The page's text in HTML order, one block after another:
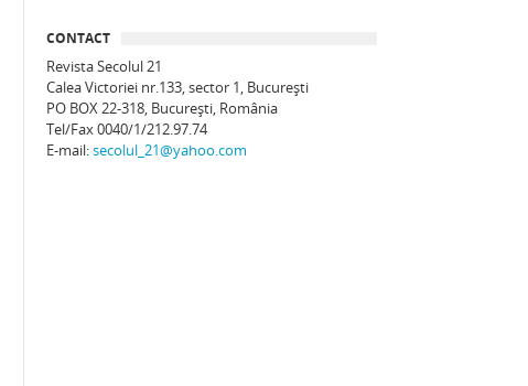
CONTACT
Revista Secolul 21
Calea Victoriei nr.133, sector 1, Bucureşti
PO BOX 22-318, București, România
Tel/Fax 0040/1/212.97.74
E-mail:secolul_21@yahoo.com